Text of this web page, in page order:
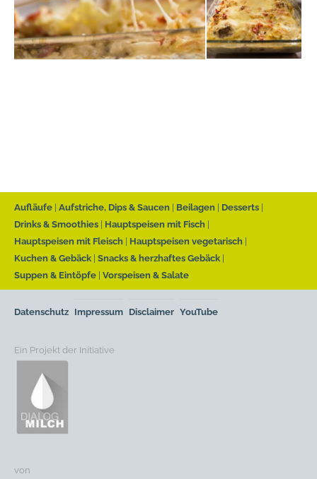
Aufläufe Aufstriche, Dips & Saucen Beilagen
Desserts
Drinks & Smoothies
Hauptspeisen mit Fisch
Hauptspeisen mit Fleisch
Hauptspeisen vegetarisch
Kuchen & Gebäck Snacks & herzhaftes Gebäck
Suppen & Eintöpfe Vorspeisen & Salate
Datenschutz Impressum Disclaimer YouTube
Ein Projekt der Initiative
von